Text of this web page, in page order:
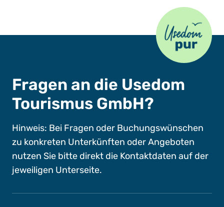
Usedom Pur
Fragen an die Usedom
Tourismus GmbH?
Hinweis: Bei Fragen oder Buchungswünschen
zu konkreten Unterkünften oder Angeboten
nutzen Sie bitte direkt die Kontaktdaten auf der
jeweiligen Unterseite.